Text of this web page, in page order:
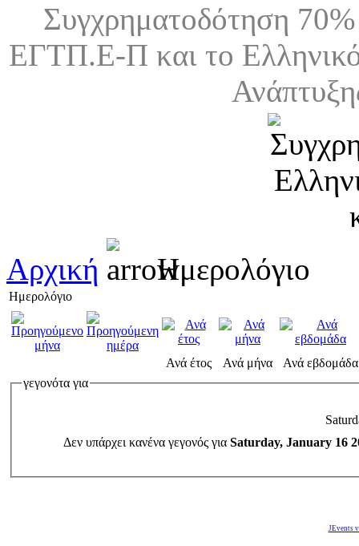
Συγχρηματοδότηση
ΕΓΤΠ.Ε-Π και το
Αρχική Ημερολόγιο
Ημερολόγιο
Ανά έτος Ανά μήνα
Ανά εβδομάδα
γεγονότα για
Δεν υπάρχει κανένα γεγονός για Saturday, January 16
JEvents